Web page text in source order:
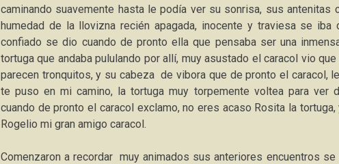
caminando suavemente hasta le podía ver su sonrisa, sus
humedad de la llovizna recién apagada, inocente y traviesa se
confiado se dio cuando de pronto ella que pensaba ser una
tortuga que andaba pululando por allí, muy asustado el caracol vio
parecen tronquitos, y su cabeza de vibora que de pronto el caracol,
te puso en mi camino, la tortuga muy torpemente voltea para ver
cuando de pronto el caracol exclamo, no eres acaso Rosita la
Rogelio mi gran amigo caracol.
Comenzaron a recordar muy animados sus anteriores encuentros se